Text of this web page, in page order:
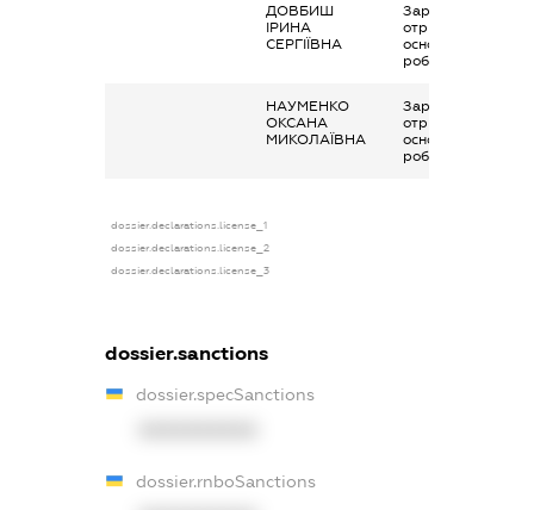
ДОВБИШ
ІРИНА
СЕРГІЇВНА
Заробітна плата
отримана за
основним місцем
роботи
НАУМЕНКО
ОКСАНА
МИКОЛАЇВНА
Заробітна плата
отримана за
основним місцем
роботи
dossier.declarations.license_1
dossier.declarations.license_2
dossier.declarations.license_3
dossier.sanctions
dossier.specSanctions
dossier.rnboSanctions